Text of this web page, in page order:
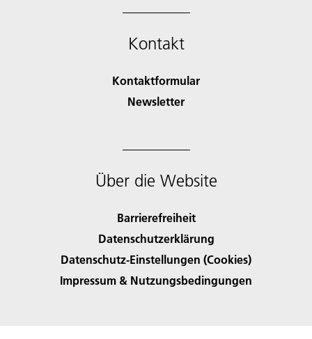
Kontakt
Kontaktformular
Newsletter
Über die Website
Barrierefreiheit
Datenschutzerklärung
Datenschutz-Einstellungen (Cookies)
Impressum & Nutzungsbedingungen